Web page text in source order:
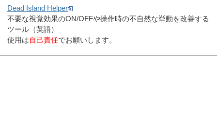
Dead Island Helper
不要な視覚効果のON/OFFや操作時の不自然な挙動を改善する
ツール（英語）
使用は自己責任でお願いします。